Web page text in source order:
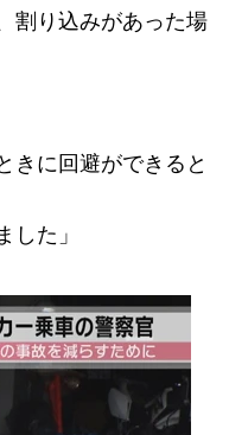
割り込みがあった場
きに回避ができると
した」